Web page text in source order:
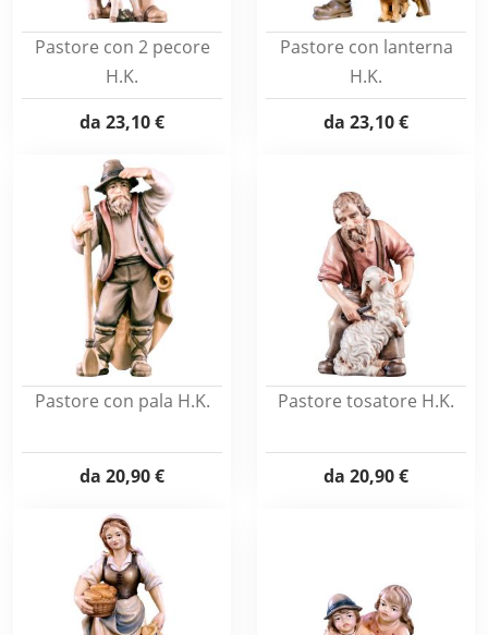
Pastore con 2 pecore
H.K.
da 23,10 €
Pastore con lanterna
H.K.
da 23,10 €
Pastore con pala H.K.
da 20,90 €
Pastore tosatore H.K.
da 20,90 €